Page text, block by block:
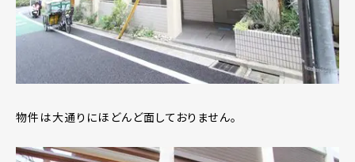
物件は大通りにほどんど面しておりません。